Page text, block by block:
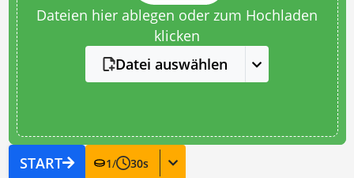
Dateien hier ablegen oder zum Hochladen
klicken
Datei auswählen
START 1/ 30s